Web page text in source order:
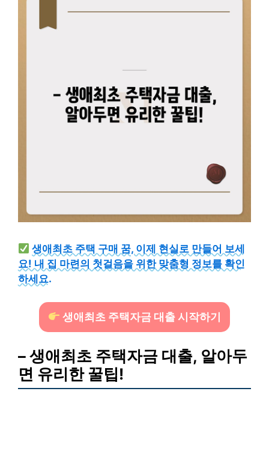
생애최초 주택 구매 꿈, 이제 현실로 만들어 보세
요! 내 집 마련의 첫걸음을 위한 맞춤형 정보를 확인
하세요.
생애최초 주택자금 대출 시작하기
– 생애최초 주택자금 대출, 알아두
면 유리한 꿀팁!